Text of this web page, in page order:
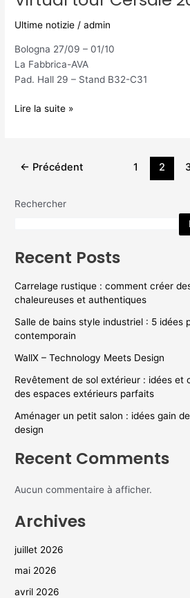
Ultime notizie /admin
Bologna 27/09 – 01/10
La Fabbrica-AVA
Pad. Hall 29 – Stand B32-C31
Lire la suite »
← Précédent 1 2
Rechercher
Recent Posts
Carrelage rustique : comment créer
chaleureuses et authentiques
Salle de bains style industriel : 5 idées
contemporain
WallX – Technology Meets Design
Revêtement de sol extérieur : idées et
des espaces extérieurs parfaits
Aménager un petit salon : idées gain
design
Recent Comments
Aucun commentaire à afficher.
Archives
juillet 2026
mai 2026
avril 2026